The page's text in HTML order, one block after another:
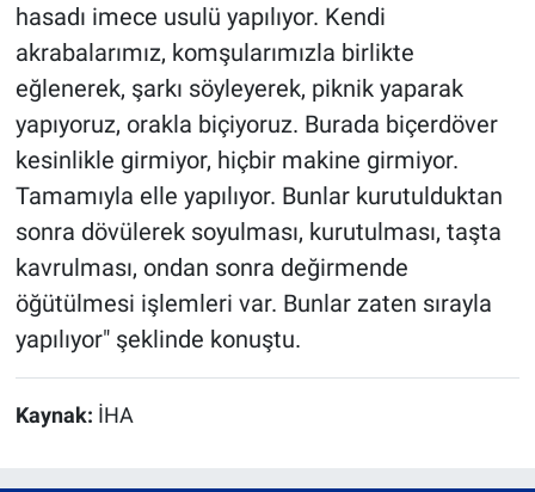
hasadı imece usulü yapılıyor. Kendi
akrabalarımız, komşularımızla birlikte
eğlenerek, şarkı söyleyerek, piknik yaparak
yapıyoruz, orakla biçiyoruz. Burada biçerdöver
kesinlikle girmiyor, hiçbir makine girmiyor.
Tamamıyla elle yapılıyor. Bunlar kurutulduktan
sonra dövülerek soyulması, kurutulması, taşta
kavrulması, ondan sonra değirmende
öğütülmesi işlemleri var. Bunlar zaten sırayla
yapılıyor" şeklinde konuştu.
Kaynak: İHA